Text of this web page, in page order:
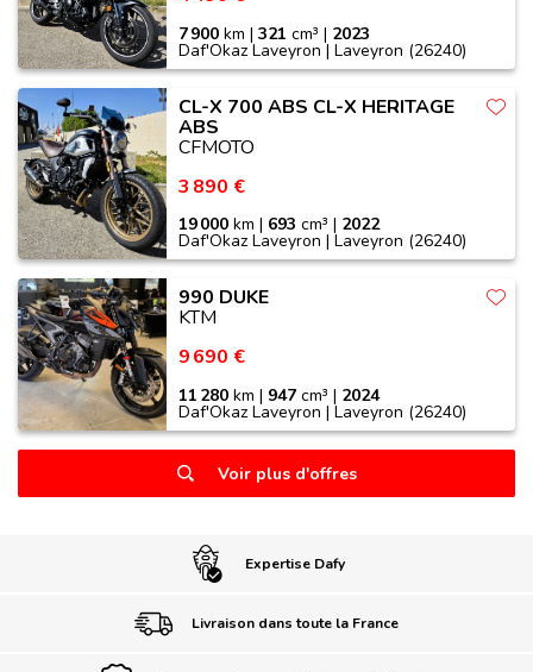
7 900 km |321 cm³ | 2023
Daf'Okaz Laveyron | Laveyron (26240)
CL-X 700 ABS CL-X HERITAGE
ABS
CFMOTO
3 890 €
19 000 km | 693 cm³ | 2022
Daf'Okaz Laveyron | Laveyron (26240)
990 DUKE
KTM
9 690 €
11 280 km | 947 cm³ | 2024
Daf'Okaz Laveyron | Laveyron (26240)
Voir plus d'offres
Expertise Dafy
Livraison dans toute la France